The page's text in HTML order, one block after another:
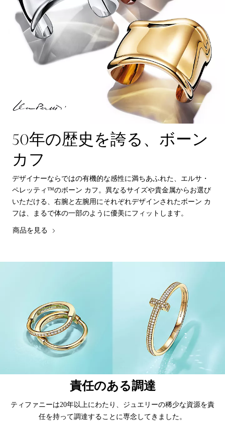
50年の歴史を誇る、ボーン
カフ
デザイナーならではの有機的な感性に満ちあふれた、エルサ・
ペレッティ™のボーン カフ。異なるサイズや貴金属からお選び
いただける、右腕と左腕用にそれぞれデザインされたボーン カ
フは、まるで体の一部のように優美にフィットします。
商品を見る
責任のある調達
ティファニーは20年以上にわたり、ジュエリーの稀少な資源を責
任を持って調達することに専念してきました。